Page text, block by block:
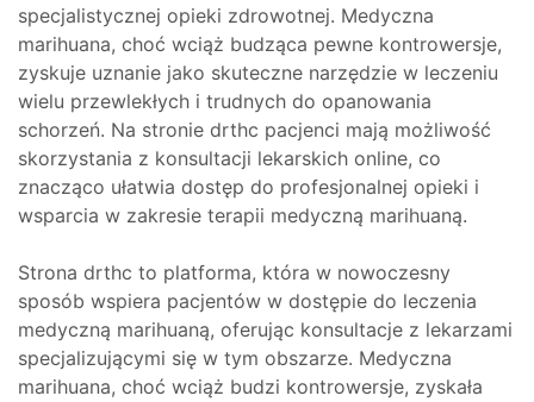
specjalistycznej opieki zdrowotnej. Medyczna
marihuana, choć wciąż budząca pewne kontrowersje,
zyskuje uznanie jako skuteczne narzędzie w leczeniu
wielu przewlekłych i trudnych do opanowania
schorzeń. Na stronie drthc pacjenci mają możliwość
skorzystania z konsultacji lekarskich online, co
znacząco ułatwia dostęp do profesjonalnej opieki i
wsparcia w zakresie terapii medyczną marihuaną.
Strona drthc to platforma, która w nowoczesny
sposób wspiera pacjentów w dostępie do leczenia
medyczną marihuaną, oferując konsultacje z lekarzami
specjalizującymi się w tym obszarze. Medyczna
marihuana, choć wciąż budzi kontrowersje, zyskała